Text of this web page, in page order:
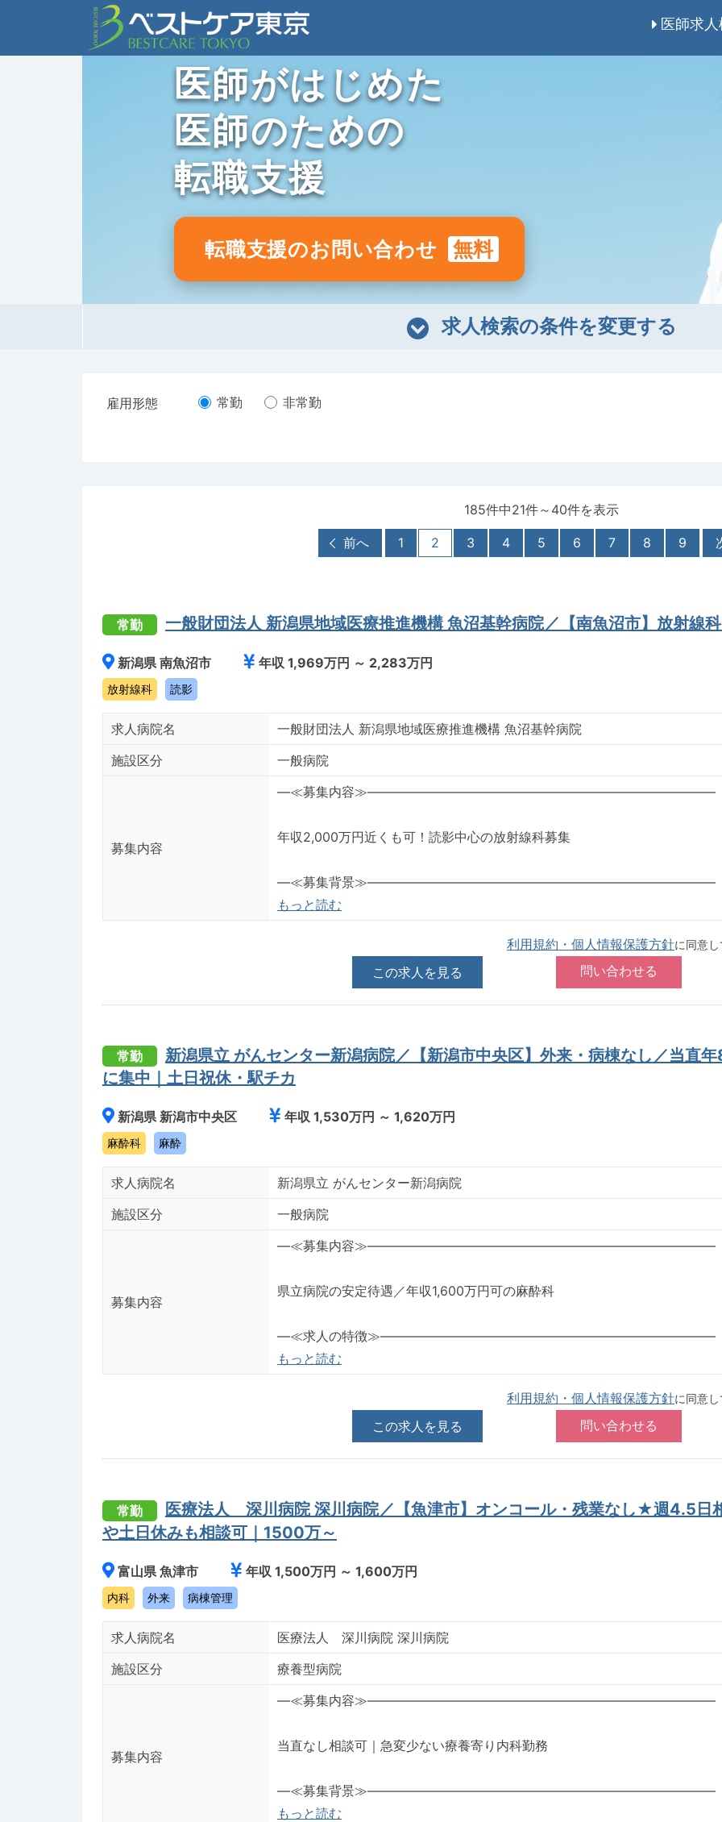
医師求
医師がはじめた
医師のための
転職支援
転職支援のお問い合わせ 無料
求人検索の条件を変更する
雇用形態 常勤 非常勤
185件中21件～40件を表示
前へ 1 2 3 4 5 6 7 8 9
常勤 一般財団法人 新潟県地域医療推進機構 魚沼基幹病院／【南魚沼市】放射線
新潟県 南魚沼市 年収 1,969万円 ～ 2,283万円
放射線科 読影
求人病院名
一般財団法人 新潟県地域医療推進機構 魚沼基幹病院
施設区分
一般病院
募集内容
―≪募集内容≫―――――――――――――――――――――――――――
年収2,000万円近くも可！読影中心の放射線科募集
―≪募集背景≫―――――――――――――――――――――――――――
もっと読む
この求人を見る
利用規約・個人情報保護方針に同意し
常勤
新潟県立 がんセンター新潟病院／【新潟市中央区】外来・病棟なし／当直
に集中｜土日祝休・駅チカ
新潟県 新潟市中央区 年収 1,530万円 ～ 1,620万円
麻酔科 麻酔
求人病院名
新潟県立 がんセンター新潟病院
施設区分
一般病院
募集内容
―≪募集内容≫―――――――――――――――――――――――――――
県立病院の安定待遇／年収1,600万円可の麻酔科
―≪求人の特徴≫――――――――――――――――――――――――――
もっと読む
この求人を見る
利用規約・個人情報保護方針に同意し
常勤
医療法人 深川病院 深川病院／【魚津市】オンコール・残業なし★週4.5日
や土日休みも相談可｜1500万～
富山県 魚津市 年収 1,500万円 ～ 1,600万円
内科 外来 病棟管理
求人病院名
医療法人 深川病院 深川病院
施設区分
療養型病院
募集内容
―≪募集内容≫―――――――――――――――――――――――――――
当直なし相談可｜急変少ない療養寄り内科勤務
―≪募集背景≫―――――――――――――――――――――――――――
もっと読む